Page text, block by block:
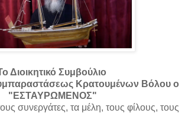
Διοικητικό Συμβούλιο
Κρατουμένων Βόλου ο
"ΕΣΤΑΥΡΩΜΕΝΟΣ"
συνεργάτες, τα μέλη, τους φίλους, τους